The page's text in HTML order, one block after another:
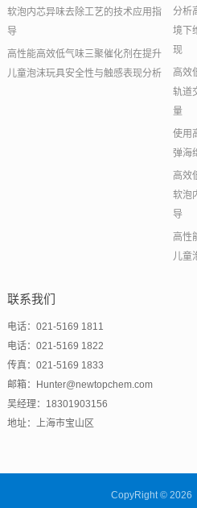
软泡内芯异味去除工艺的技术应用指
导
高性能高效低气味三聚催化剂在提升
儿童泡沫玩具安全性与触感表现分析
分析
境下
现
高效
轨道
量
使用
弹海
高效
软泡
导
高性
儿童
联系我们
电话：021-5169 1811
电话：021-5169 1822
传真：021-5169 1833
邮箱：Hunter@newtopchem.com
吴经理：18301903156
地址：上海市宝山区
CopyRight © 2026